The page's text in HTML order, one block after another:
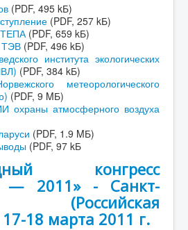
(PDF, 495 kБ)
(PDF, 257 kБ)
(PDF, 659 kБ)
ТЭВ (PDF, 496 kБ)
института экологических
(PDF, 384 kБ)
метеорологического
(PDF, 9 MБ)
охраны атмосферного воздуха
(PDF, 1.9 MБ)
(PDF, 97 kБ
конгресс
— 2011» - Санкт-
(Российская
18 марта 2011 г.